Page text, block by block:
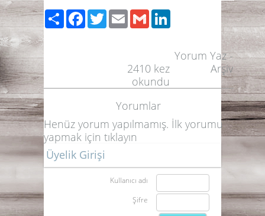
PaylaşFacebook
TwitterEmailGmail
Yorum Yaz-
Arşiv
2410 kez
okundu
Yorumlar
Henüz yorum yapılmamış. İlk yorumu
yapmak için tıklayın
Üyelik Girişi
Kullanıcı adı
Şifre